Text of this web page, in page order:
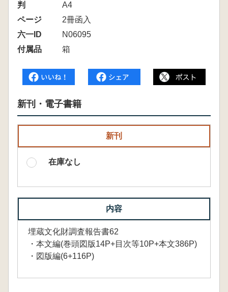
判
A4
ページ
2冊函入
六一ID
N06095
付属品
箱
新刊・電子書籍
新刊
在庫なし
内容
埋蔵文化財調査報告書62
・本文編(巻頭図版14P+目次等10P+本文386P)
・図版編(6+116P)